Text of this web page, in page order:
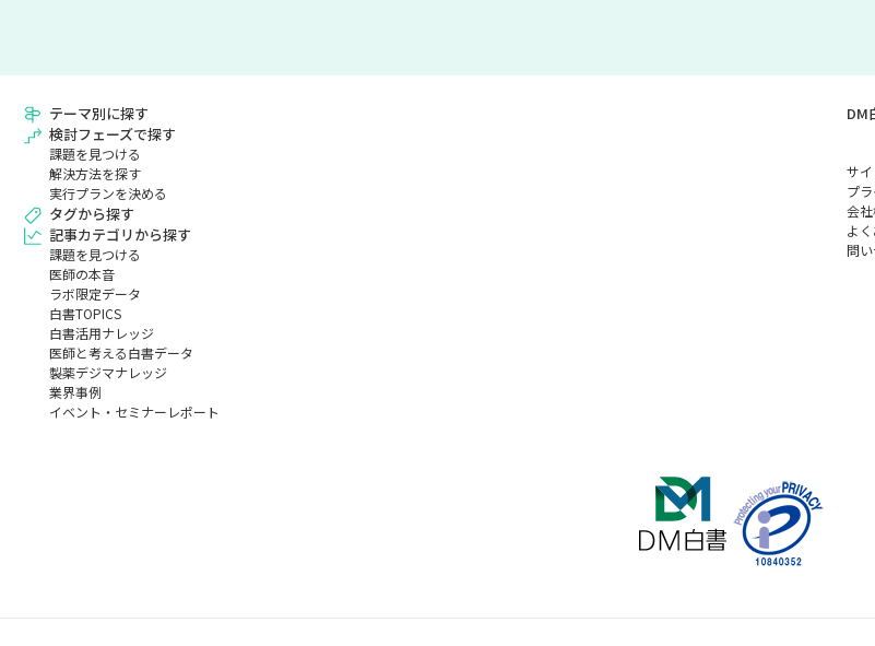
テーマ別に探す
検討フェーズで探す
課題を見つける
解決方法を探す
実行プランを決める
タグから探す
記事カテゴリから探す
課題を見つける
医師の本音
ラボ限定データ
白書TOPICS
白書活用ナレッジ
医師と考える白書データ
製薬デジマナレッジ
業界事例
イベント・セミナーレポート
DM
サ
プ
会
よ
問